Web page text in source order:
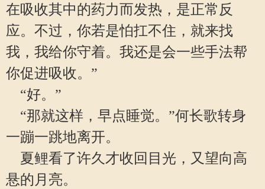
在吸收其中的药力而发热，是正常反
应。不过，你若是怕扛不住，就来找
我，我给你守着。我还是会一些手法帮
你促进吸收。”
“好。”
“那就这样，早点睡觉。”何长歌转身
一蹦一跳地离开。
夏鲤看了许久才收回目光，又望向高
悬的月亮。